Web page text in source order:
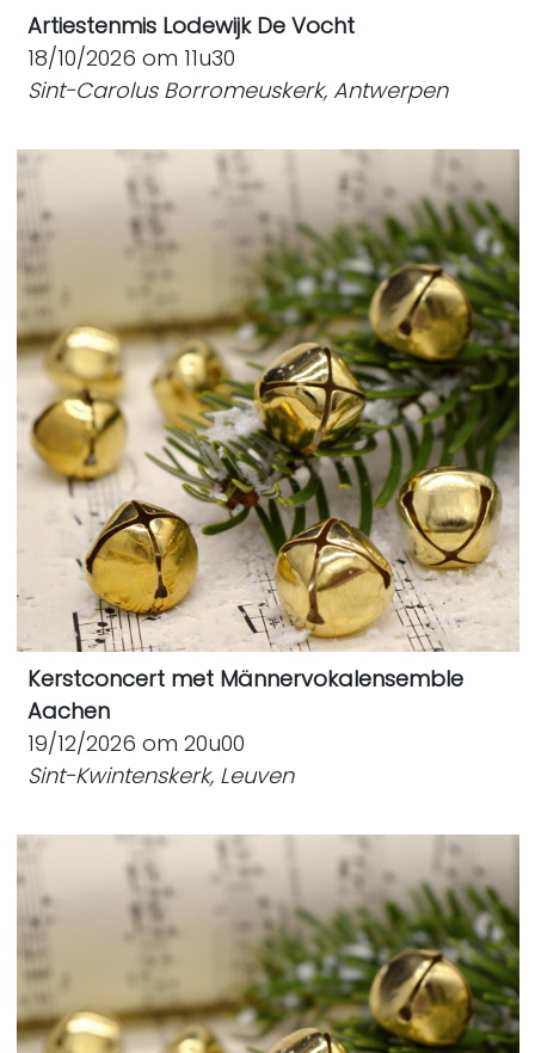
Artiestenmis Lodewijk De Vocht
18/10/2026 om 11u30
Sint-Carolus Borromeuskerk, Antwerpen
Kerstconcert met Männervokalensemble
Aachen
19/12/2026 om 20u00
Sint-Kwintenskerk, Leuven